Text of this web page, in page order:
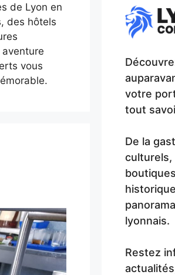
de Lyon en
des hôtels
vous
votre
tout
De la
culturels,
lyonnais.
Restez